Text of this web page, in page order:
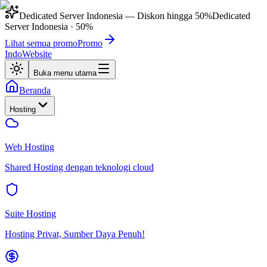
Dedicated Server Indonesia — Diskon hingga 50%Dedicated
Server Indonesia · 50%
Lihat semua promoPromo
IndoWebsite
Buka menu utama
Beranda
Hosting
Web Hosting
Shared Hosting dengan teknologi cloud
Suite Hosting
Hosting Privat, Sumber Daya Penuh!